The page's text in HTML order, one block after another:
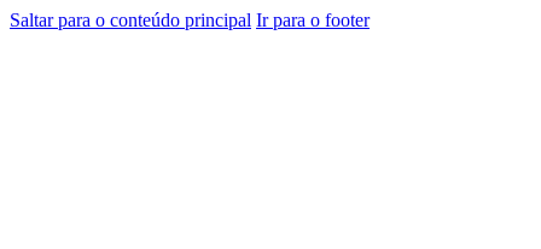
Saltar para o conteúdo principal Ir para o footer